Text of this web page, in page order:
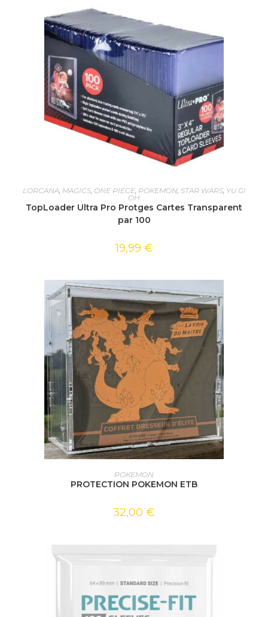
AJOUTER AU PANIER
LORCANA, MAGICS, ONE PIECE, POKEMON, STAR WARS, YU GI
OH
TopLoader Ultra Pro Protges Cartes Transparent
par 100
19,99 €
AJOUTER AU PANIER
POKEMON
PROTECTION POKEMON ETB
32,00 €